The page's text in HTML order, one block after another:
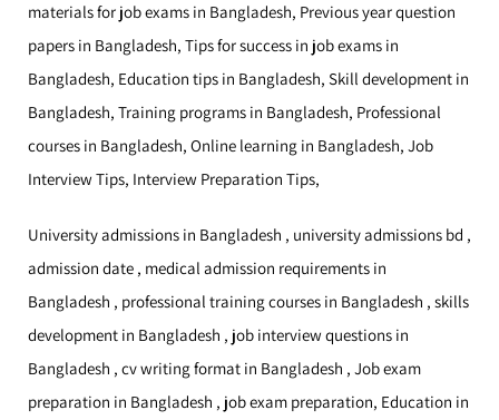
materials for job exams in Bangladesh, Previous year question
papers in Bangladesh, Tips for success in job exams in
Bangladesh, Education tips in Bangladesh, Skill development in
Bangladesh, Training programs in Bangladesh, Professional
courses in Bangladesh, Online learning in Bangladesh, Job
Interview Tips, Interview Preparation Tips,
University admissions in Bangladesh , university admissions bd ,
admission date , medical admission requirements in
Bangladesh , professional training courses in Bangladesh , skills
development in Bangladesh , job interview questions in
Bangladesh , cv writing format in Bangladesh , Job exam
preparation in Bangladesh , job exam preparation, Education in